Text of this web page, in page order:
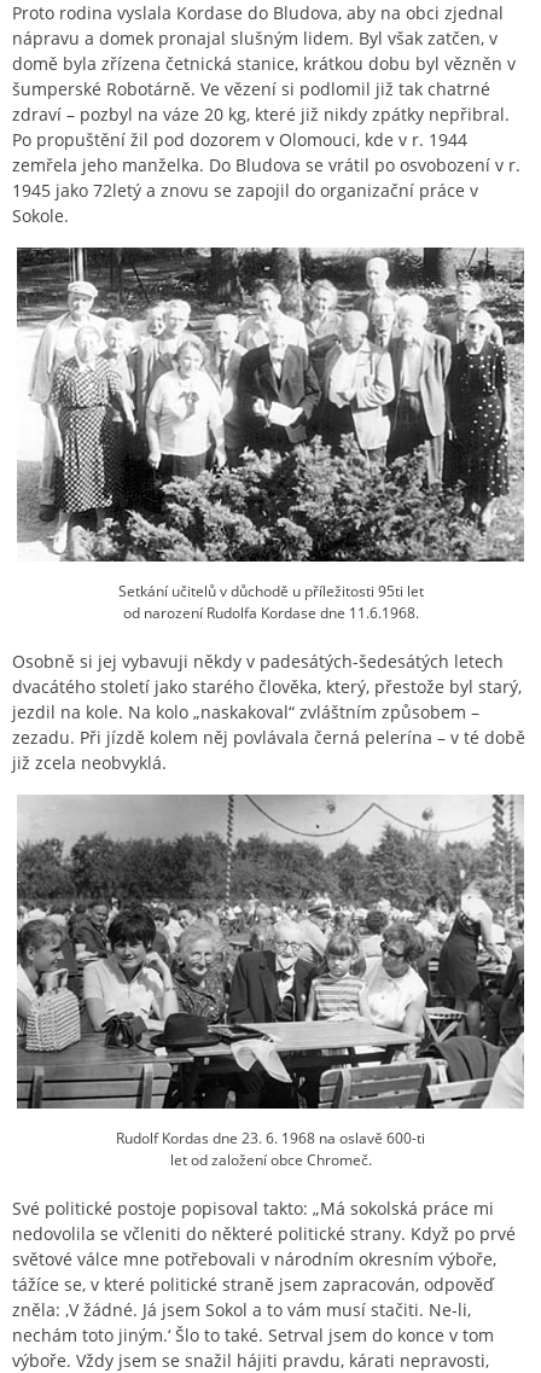
Proto rodina vyslala Kordase do Bludova, aby na obci zjednal
nápravu a domek pronajal slušným lidem. Byl však zatčen, v
domě byla zřízena četnická stanice, krátkou dobu byl vězněn v
šumperské Robotárně. Ve vězení si podlomil již tak chatrné
zdraví – pozbyl na váze 20 kg, které již nikdy zpátky nepřibral.
Po propuštění žil pod dozorem v Olomouci, kde v r. 1944
zemřela jeho manželka. Do Bludova se vrátil po osvobození v r.
1945 jako 72letý a znovu se zapojil do organizační práce v
Sokole.
Setkání učitelů v důchodě u příležitosti 95ti let
od narození Rudolfa Kordase dne 11.6.1968.
Osobně si jej vybavuji někdy v padesátých-šedesátých letech
dvacátého století jako starého člověka, který, přestože byl starý,
jezdil na kole. Na kolo „naskakoval“ zvláštním způsobem –
zezadu. Při jízdě kolem něj povlávala černá pelerína – v té době
již zcela neobvyklá.
Rudolf Kordas dne 23. 6. 1968 na oslavě 600-ti
let od založení obce Chromeč.
Své politické postoje popisoval takto: „Má sokolská práce mi
nedovolila se včleniti do některé politické strany. Když po prvé
světové válce mne potřebovali v národním okresním výboře,
tážíce se, v které politické straně jsem zapracován, odpověď
zněla: ‚V žádné. Já jsem Sokol a to vám musí stačiti. Ne-li,
nechám toto jiným.‘ Šlo to také. Setrval jsem do konce v tom
výboře. Vždy jsem se snažil hájiti pravdu, kárati nepravosti,